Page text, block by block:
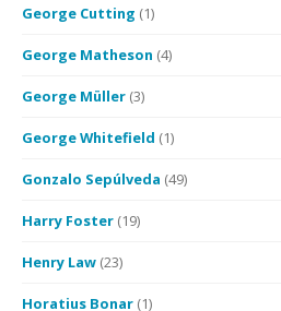
George Cutting (1)
George Matheson (4)
George Müller (3)
George Whitefield (1)
Gonzalo Sepúlveda (49)
Harry Foster (19)
Henry Law (23)
Horatius Bonar (1)